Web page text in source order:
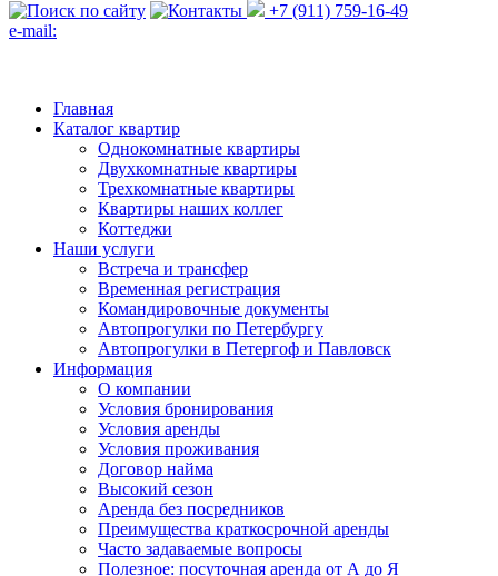
+7 (911) 759-16-49
e-mail:
Главная
Каталог квартир
Однокомнатные квартиры
Двухкомнатные квартиры
Трехкомнатные квартиры
Квартиры наших коллег
Коттеджи
Наши услуги
Встреча и трансфер
Временная регистрация
Командировочные документы
Автопрогулки по Петербургу
Автопрогулки в Петергоф и Павловск
Информация
О компании
Условия бронирования
Условия аренды
Условия проживания
Договор найма
Высокий сезон
Аренда без посредников
Преимущества краткосрочной аренды
Часто задаваемые вопросы
Полезное: посуточная аренда от А до Я